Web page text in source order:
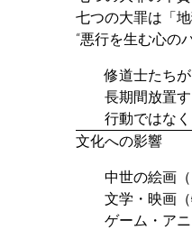
七つの大罪は「
“悪行を生む心の
修道士たち
長期間放置
行動ではな
文化への影響
中世の絵画
文学・映画
ゲーム・ア